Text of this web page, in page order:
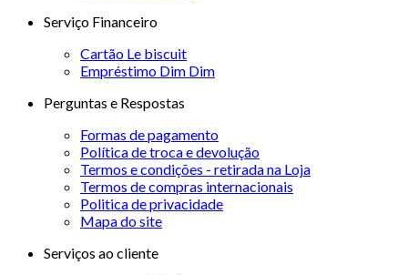
Serviço Financeiro
Cartão Le biscuit
Empréstimo Dim Dim
Perguntas e Respostas
Formas de pagamento
Política de troca e devolução
Termos e condições - retirada na Loja
Termos de compras internacionais
Politica de privacidade
Mapa do site
Serviços ao cliente